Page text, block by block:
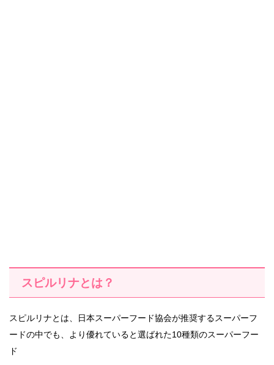
スピルリナとは？
スピルリナとは、日本スーパーフード協会が推奨するスーパーフ
ードの中でも、より優れていると選ばれた10種類のスーパーフー
ド